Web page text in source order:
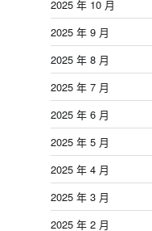
2025 年 10 月
2025 年 9 月
2025 年 8 月
2025 年 7 月
2025 年 6 月
2025 年 5 月
2025 年 4 月
2025 年 3 月
2025 年 2 月